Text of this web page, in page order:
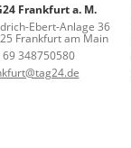
Frankfurt a. M.
Ebert-Anlage 36
Frankfurt am Main
69 348750580